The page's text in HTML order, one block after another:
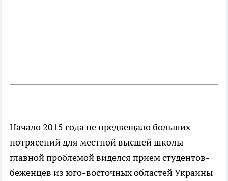
Начало 2015 года не предвещало больших
потрясений для местной высшей школы –
главной проблемой виделся прием студентов-
беженцев из юго-восточных областей Украины